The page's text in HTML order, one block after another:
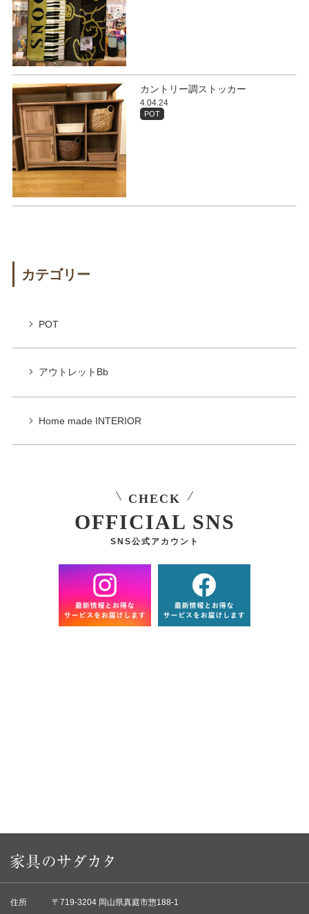
カントリー調ストッカー
4.04.24
POT
カテゴリー
POT
アウトレットBb
Home made INTERIOR
CHECK
OFFICIAL SNS
SNS公式アカウント
住所 〒719-3204 岡山県真庭市惣188-1